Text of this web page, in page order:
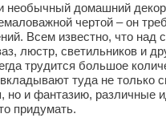
необычный домашний декор
чертой – он
Всем известно, что над
люстр, светильников и
трудится большое
туда не только
но и фантазию, различные
придумать.